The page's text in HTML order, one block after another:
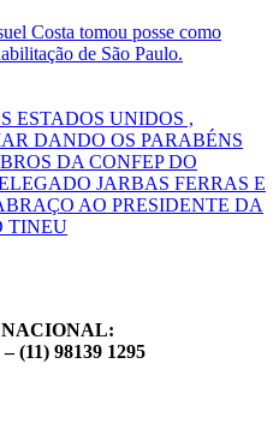
Costa tomou posse como
de São Paulo.
ESTADOS UNIDOS ,
DANDO OS PARABÉNS
DA CONFEP DO
JARBAS FERRAS E
AO PRESIDENTE DA
TINEU
NACIONAL:
(11) 98139 1295